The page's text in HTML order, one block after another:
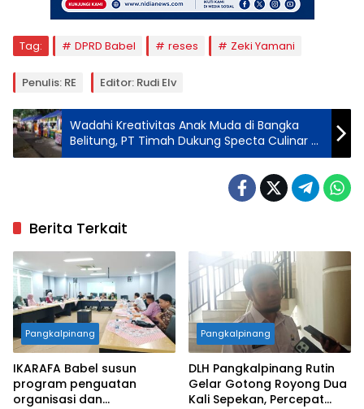
Tag: DPRD Babel reses Zeki Yamani
Penulis: RE Editor: Rudi Elv
Wadahi Kreativitas Anak Muda di Bangka
Belitung, PT Timah Dukung Specta Culinar di
Taman Sari Sungailiat
Berita Terkait
Pangkalpinang
IKARAFA Babel susun
program penguatan
organisasi dan
Pangkalpinang
DLH Pangkalpinang Rutin
Gelar Gotong Royong Dua
Kali Sepekan, Percepat